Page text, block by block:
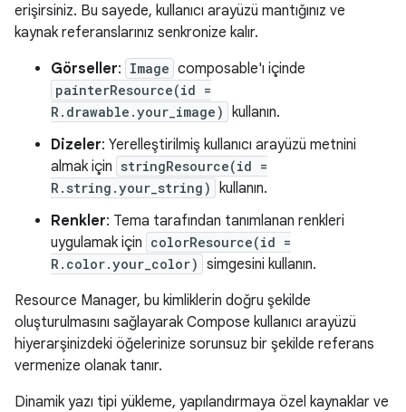
erişirsiniz. Bu sayede, kullanıcı arayüzü mantığınız ve
kaynak referanslarınız senkronize kalır.
Görseller: Image composable'ı içinde
painterResource(id =
R.drawable.your_image)
kullanın.
Dizeler: Yerelleştirilmiş kullanıcı arayüzü metnini
almak için stringResource(id =
R.string.your_string)
kullanın.
Renkler: Tema tarafından tanımlanan renkleri
uygulamak için colorResource(id =
R.color.your_color) simgesini kullanın.
Resource Manager, bu kimliklerin doğru şekilde
oluşturulmasını sağlayarak Compose kullanıcı arayüzü
hiyerarşinizdeki öğelerinize sorunsuz bir şekilde referans
vermenize olanak tanır.
Dinamik yazı tipi yükleme, yapılandırmaya özel kaynaklar ve